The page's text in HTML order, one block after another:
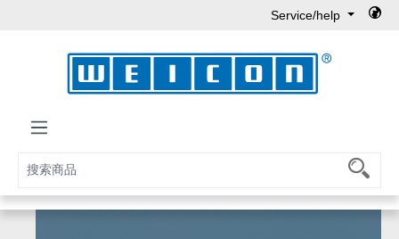
Service/help